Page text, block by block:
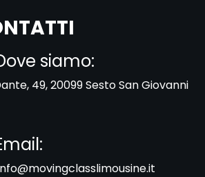
siamo:
49, 20099 Sesto San Giovanni